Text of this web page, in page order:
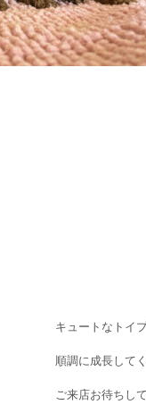
キュートなトイ
順調に成長して
ご来店お待ちし